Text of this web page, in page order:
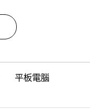
平板電腦